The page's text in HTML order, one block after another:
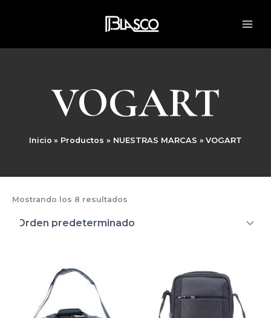
VOGART
Inicio Productos NUESTRAS MARCAS VOGART
Mostrando los 8 resultados